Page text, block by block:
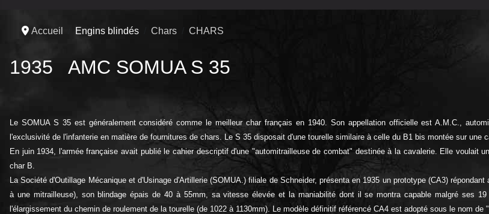
Accueil Engins blindés Chars CHARS
1935 AMC SOMUA S 35
Le SOMUA S 35 est généralement considéré comme le meilleur char français en 1940. Son appellation officielle est A.M.C.,
l'exclusivité de l'infanterie en matière de fournitures de chars. Le S 35 disposait d'une tourelle similaire à celle du B1 bis montée sur une
En juin 1934, l'armée française avait publié le cahier descriptif d'une "automitrailleuse de combat" destinée à la cavalerie. Elle voulait
char B.
La Société d'Outillage Mécanique et d'Usinage d'Artillerie (SOMUA.) filiale de Schneider, présenta en 1935 un prototype (CA3)
à une mitrailleuse), son blindage épais de 40 à 55mm, sa vitesse élevée et la maniabilité dont il se montra capable malgré ses
l'élargissement du chemin de roulement de la tourelle (de 1022 à 1130mm). Le modèle définitif référencé CA4 est adopté sous le nom